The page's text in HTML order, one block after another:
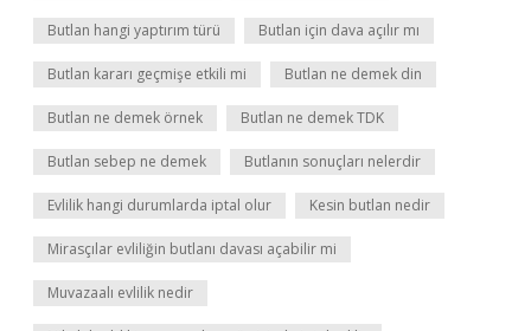
Butlan hangi yaptırım türü Butlan için dava açılır mı
Butlan kararı geçmişe etkili mi Butlan ne demek din
Butlan ne demek örnek Butlan ne demek TDK
Butlan sebep ne demek Butlanın sonuçları nelerdir
Evlilik hangi durumlarda iptal olur Kesin butlan nedir
Mirasçılar evliliğin butlanı davası açabilir mi
Muvazaalı evlilik nedir